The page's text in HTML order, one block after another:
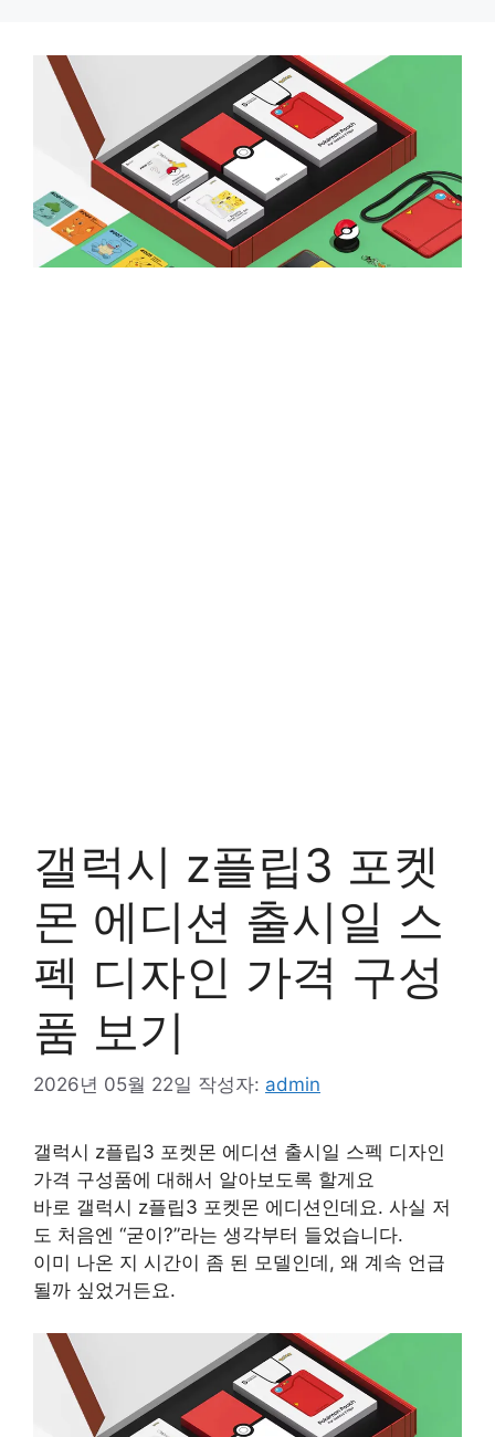
갤럭시 z플립3 포켓
몬 에디션 출시일 스
펙 디자인 가격 구성
품 보기
2026년 05월 22일 작성자: admin
갤럭시 z플립3 포켓몬 에디션 출시일 스펙 디자인
가격 구성품에 대해서 알아보도록 할게요
바로 갤럭시 z플립3 포켓몬 에디션인데요. 사실 저
도 처음엔 “굳이?”라는 생각부터 들었습니다.
이미 나온 지 시간이 좀 된 모델인데, 왜 계속 언급
될까 싶었거든요.